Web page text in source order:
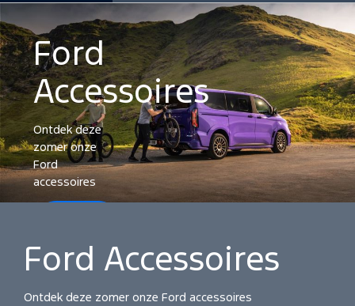
-
link
in
een
Ford
Accessoires
Ontdek deze
zomer onze
Ford
accessoires
Ford Accessoires
Ontdek deze zomer onze Ford accessoires